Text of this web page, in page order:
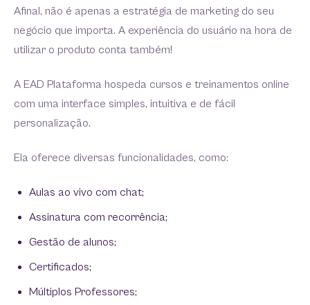
Afinal, não é apenas a estratégia de marketing do seu
negócio que importa. A experiência do usuário na hora de
utilizar o produto conta também!
A EAD Plataforma hospeda cursos e treinamentos online
com uma interface simples, intuitiva e de fácil
personalização.
Ela oferece diversas funcionalidades, como:
Aulas ao vivo com chat;
Assinatura com recorrência;
Gestão de alunos;
Certificados;
Múltiplos Professores;